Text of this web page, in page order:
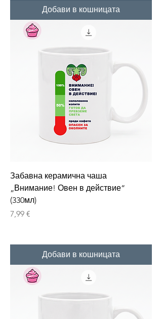
Добави в кошницата
Забавна керамична чаша
„Внимание! Овен в действие“
(330мл)
Цена
7,99 €
Добави в кошницата